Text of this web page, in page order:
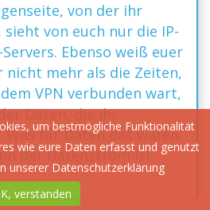
von der ihr
von euch nur die IP-
Ebenso weiß euer
nicht mehr als die Zeiten,
VPN verbunden wart,
Daten, die ihr
für Daten das waren,
der Datenstrom ist
um bestmögliche Funktionalität
wie eure Daten erfasst und genutzt
unserer Datenschutzerklärung
verstanden